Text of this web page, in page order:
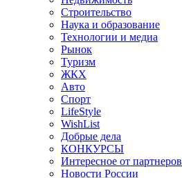
Строительство
Наука и образование
Технологии и медиа
Рынок
Туризм
ЖКХ
Авто
Спорт
LifeStyle
WishList
Добрые дела
КОНКУРСЫ
Интересное от партнеров
Новости России